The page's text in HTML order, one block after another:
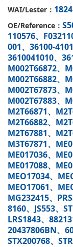
WAI/Lester：
OE/Reference：
110576、
001、36100-
3610041010、
M002T66872、
M002T66882、
M002T67873、
M002T67883、
M2T66871、
M2T66882、
M2T67881、
M3T67871、
ME017036、
ME017088、
MEO17034、
MEO17061、
MG232415、
8160、JS553、
LRS1843、
20437806BN、
STX200768、